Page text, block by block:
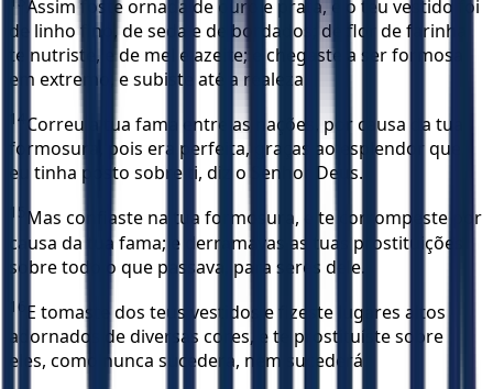
Assim foste ornada de ouro e prata, e o teu vestido foi
de linho fino, de seda e de bordados; de flor de farinha
te nutriste, e de mel e azeite; e chegaste a ser formosa
em extremo, e subiste até a realeza.
14 Correu a tua fama entre as nações, por causa da tua
formosura, pois era perfeita, graças ao esplendor que
eu tinha posto sobre ti, diz o Senhor Deus.
15 Mas confiaste na tua formosura, e te corrompeste por
causa da tua fama; e derramavas as tuas prostituições
sobre todo o que passava, para seres dele.
16 E tomaste dos teus vestidos e fizeste lugares altos
adornados de diversas cores, e te prostituíste sobre
eles, como nunca sucedera, nem sucederá.